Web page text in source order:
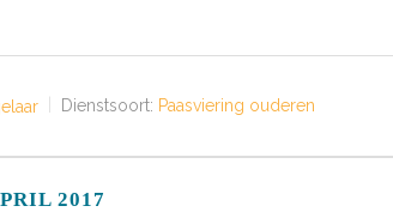
Dienstsoort: Paasviering ouderen
2017